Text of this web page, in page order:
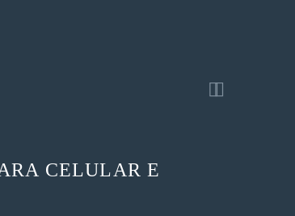

CELULAR E